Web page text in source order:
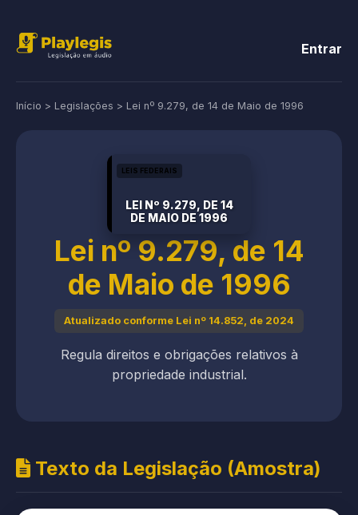
Entrar
Início > Legislações > Lei nº 9.279, de 14 de Maio de 1996
LEIS FEDERAIS
LEI Nº 9.279, DE 14
DE MAIO DE 1996
Lei nº 9.279, de 14
de Maio de 1996
Atualizado conforme Lei nº 14.852, de 2024
Regula direitos e obrigações relativos à
propriedade industrial.
Texto da Legislação (Amostra)